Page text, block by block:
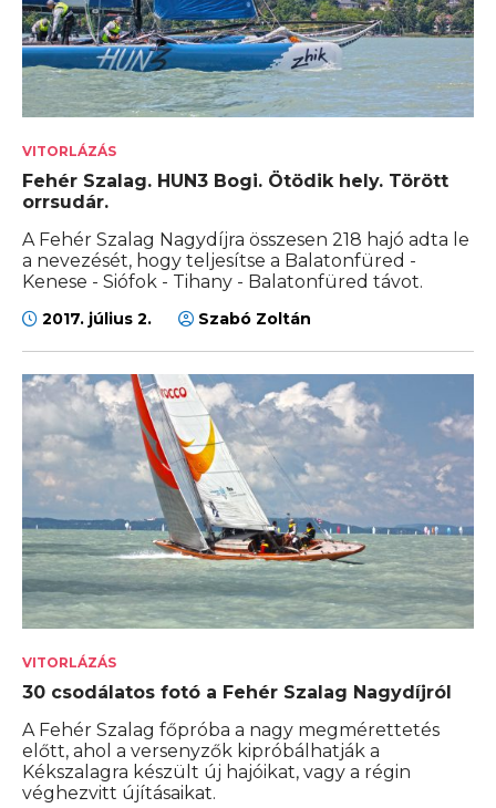
VITORLÁZÁS
Fehér Szalag. HUN3 Bogi. Ötödik hely. Törött
orrsudár.
A Fehér Szalag Nagydíjra összesen 218 hajó adta le
a nevezését, hogy teljesítse a Balatonfüred -
Kenese - Siófok - Tihany - Balatonfüred távot.
2017. július 2. Szabó Zoltán
VITORLÁZÁS
30 csodálatos fotó a Fehér Szalag Nagydíjról
A Fehér Szalag főpróba a nagy megmérettetés
előtt, ahol a versenyzők kipróbálhatják a
Kékszalagra készült új hajóikat, vagy a régin
véghezvitt újításaikat.